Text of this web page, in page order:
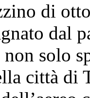
di
dal
non solo
città di